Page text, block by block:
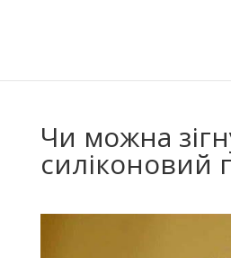
Чи можна
силіконовий